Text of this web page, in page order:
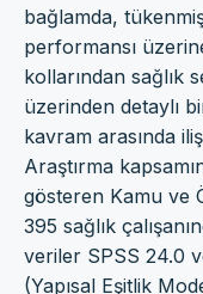
bağlamda,
performansı
kollarından sağlık
üzerinden detaylı
kavram arasında
Araştırma
gösteren Kamu ve
395 sağlık
veriler SPSS 24.0
(Yapısal Eşitlik